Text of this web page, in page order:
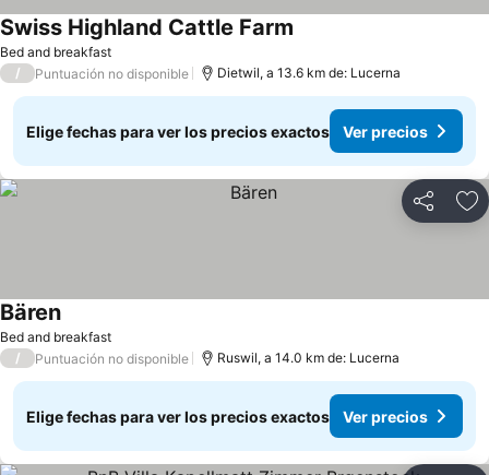
Bed and breakfast
Swiss Highland Cattle Farm
/ Puntuación no disponible Dietwil, a 13.6 km de: Lucerna
Elige fechas para ver los precios exactos Ver precios
Compartir
Bed and breakfast
Bären
/ Puntuación no disponible Ruswil, a 14.0 km de: Lucerna
Elige fechas para ver los precios exactos Ver precios